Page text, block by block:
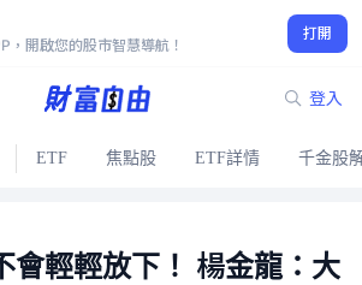
，開啟您的股市智慧導航！
打開
登入
ETF 焦點股 ETF詳情 千金股
會輕輕放下！ 楊金龍：大